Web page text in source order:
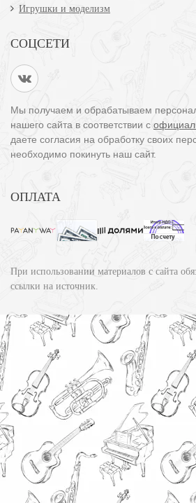
Игрушки и моделизм
СОЦСЕТИ
Мы получаем и обрабатываем
нашего сайта в соответствии с
даете согласия на обработку своих
необходимо покинуть наш сайт.
ОПЛАТА
При использовании материалов с сайта
ссылки на источник.